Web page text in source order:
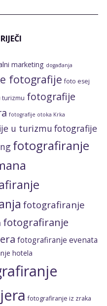
marketing događanja
fotografije foto esej
turizmu fotografije
fotografije otoka Krka
u turizmu fotografije
fotografiranje
fotografiranje
fotografiranje
fotografiranje evenata
hotela
fotografiranje iz zraka